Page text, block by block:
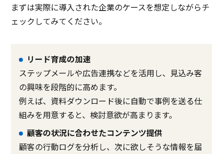
まずは実際に導入された企業のケースを想定しながらチ
ェックしてみてください。
リード育成の加速
ステップメールや広告連携などを活用し、見込み客
の興味を段階的に高めます。
例えば、資料ダウンロード後に自動で事例を送る仕
組みを用意すると、検討意欲が高まります。
顧客の状況に合わせたコンテンツ提供
顧客の行動ログを分析し、次に欲しそうな情報を届